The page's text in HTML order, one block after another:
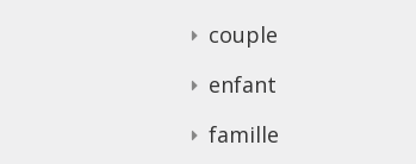
couple
enfant
famille